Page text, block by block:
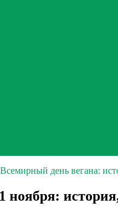
день вегана:
ноября: